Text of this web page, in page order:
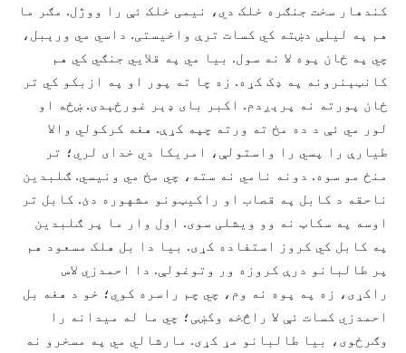
کندهار سخت جنګره خلک دي، نيمی خلک ئې را ووژل. مګر ما
هم په ليلې دښته کي کسات ترې واخيستی. داسي مي ورېبل،
چي په ځان پوه لا نه سول. بيا مي په قلايي جنګي کي هم
کانټېنرونه په ډک کړه. زه چا ته پور او په ازبکو کي تر
ځان پورته نه پرېږدم. اکبر بای ډېر غورځېدی. ښځه او
لور مي ئې د ده مخ ته ورته چپه کړې. هغه کرکولي والا
طيارې را پسي را واستولې، امريکا دي خدای لري؛ تر
منځ مو سوه. دونه نامي نه سته، چي مخ مي ونيسي. ګلبدين
ناحقه د کابل په قصاب او راکيټونو مشهوره دئ. کابل تر
اوسه په سکاټ نه وو ويشلی سوی. اول وار ما پر ګلبدين
په کابل کي کروز استفاده کړی. بيا دا بل هلک مسعود هم
پر طالبانو درې کروزه ور وتوغولې. دا احمدزي لاس
راکړی، زه په پوه نه وم، چي چم راسره کوي؛ خو د هغه بل
احمدزي کسات ئې لا راڅخه وکښی؛ چي ما له ميدانه را
وګرځوی، بيا طالبانو مړ کړی. مارشالي مي په مسخرو نه